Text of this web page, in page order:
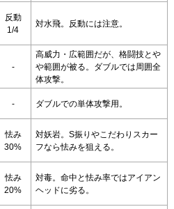
反動
1/4
対水飛。反動には注意。
-
高威力・広範囲だが、格闘技とや
や範囲が被る。ダブルでは周囲全
体攻撃。
- ダブルでの単体攻撃用。
怯み
30%
対妖岩。S振りやこだわりスカー
フなら怯みを狙える。
怯み
20%
対毒。命中と怯み率ではアイアン
ヘッドに劣る。